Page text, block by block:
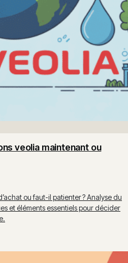
veolia maintenant ou
ou faut-il patienter ? Analyse du
et éléments essentiels pour décider